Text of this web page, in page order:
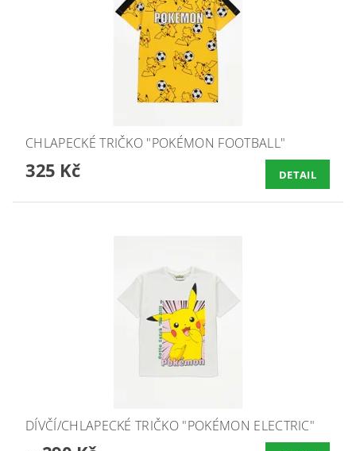
CHLAPECKÉ TRIČKO "POKÉMON FOOTBALL"
325 Kč DETAIL
DÍVČÍ/CHLAPECKÉ TRIČKO "POKÉMON ELECTRIC"